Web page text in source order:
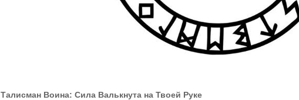
Талисман Воина: Сила Валькнута на Твоей Руке